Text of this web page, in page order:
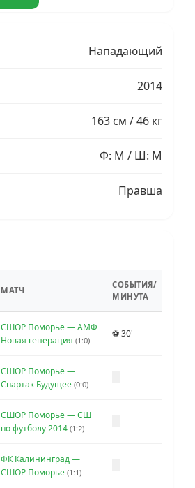
Нападающий
2014
163 см / 46 кг
Ф: M / Ш: M
Правша
МАТЧ
СОБЫТИЯ/
МИНУТА
СШОР Поморье — АМФ
Новая генерация (1:0)
⚽ 30'
СШОР Поморье —
Спартак Будущее (0:0)
—
СШОР Поморье — СШ
по футболу 2014 (1:2)
—
ФК Калининград —
СШОР Поморье (1:1)
—